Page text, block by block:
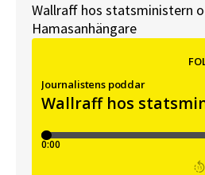
Wallraff hos statsministern
Hamasanhängare